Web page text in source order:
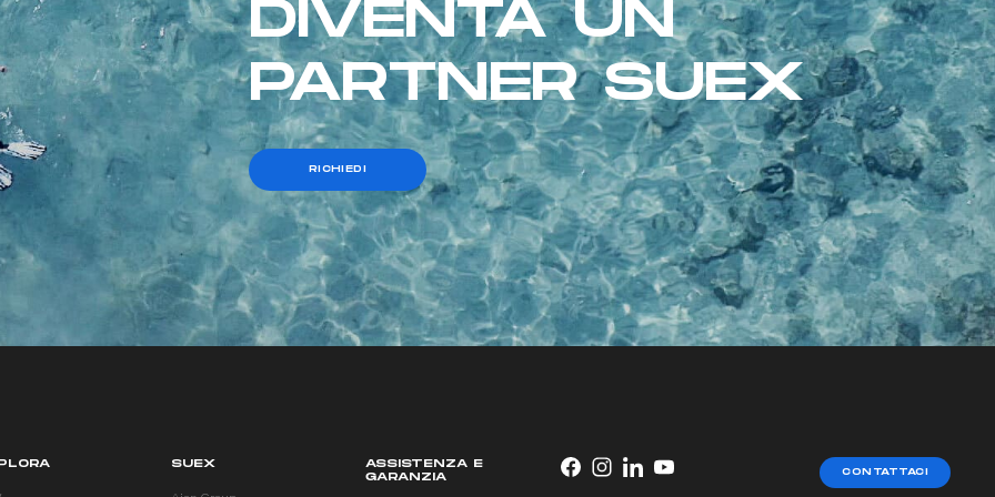
DIVENTA UN
PARTNER SUEX
RICHIEDI
SUEX
ASSISTENZA E
GARANZIA
CONTATTACI